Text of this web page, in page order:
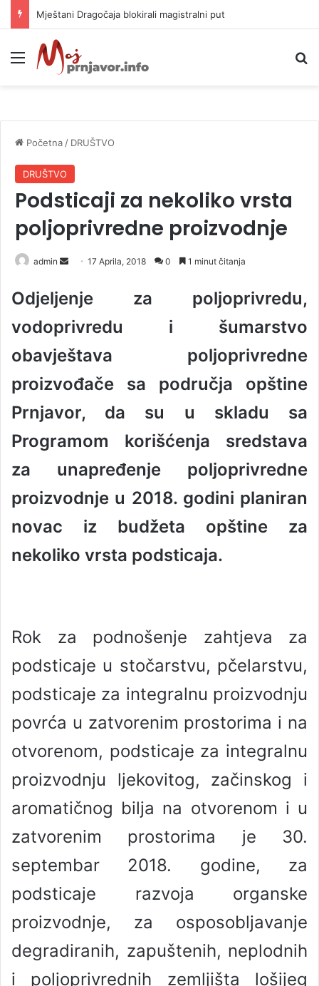
Helikopter ponovo gasi vatru u selima kod Trebinja
Meni
Početna / DRUŠTVO
DRUŠTVO
Podsticaji za nekoliko vrsta
poljoprivredne proizvodnje
admin
n
n
e
m
i
17 Aprila, 2018 0 1 minut čitanja
Odjeljenje za poljoprivredu,
vodoprivredu i šumarstvo
obavještava poljoprivredne
proizvođače sa područja opštine
Prnjavor, da su u skladu sa
Programom korišćenja sredstava
za unapređenje poljoprivredne
proizvodnje u 2018. godini planiran
novac iz budžeta opštine za
nekoliko vrsta podsticaja.
Rok za podnošenje zahtjeva za
podsticaje u stočarstvu, pčelarstvu,
podsticaje za integralnu proizvodnju
povrća u zatvorenim prostorima i na
otvorenom, podsticaje za integralnu
proizvodnju ljekovitog, začinskog i
aromatičnog bilja na otvorenom i u
zatvorenim prostorima je 30.
septembar 2018. godine, za
podsticaje razvoja organske
proizvodnje, za osposobljavanje
degradiranih, zapuštenih, neplodnih
i poljoprivrednih zemljišta lošijeg